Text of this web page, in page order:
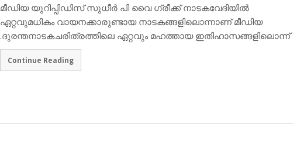
മീഡിയ യുറിപ്പിഡിസ് സുധീർ പി വൈ ഗ്രീക്ക് നാടകവേദിയിൽ
ഏറ്റവുമധികം വായനക്കാരുണ്ടായ നാടകങ്ങളിലൊന്നാണ് മീഡിയ
.ദുരന്തനാടകചരിത്രത്തിലെ ഏറ്റവും മഹത്തായ ഇതിഹാസങ്ങളിലൊന്ന്
Continue Reading